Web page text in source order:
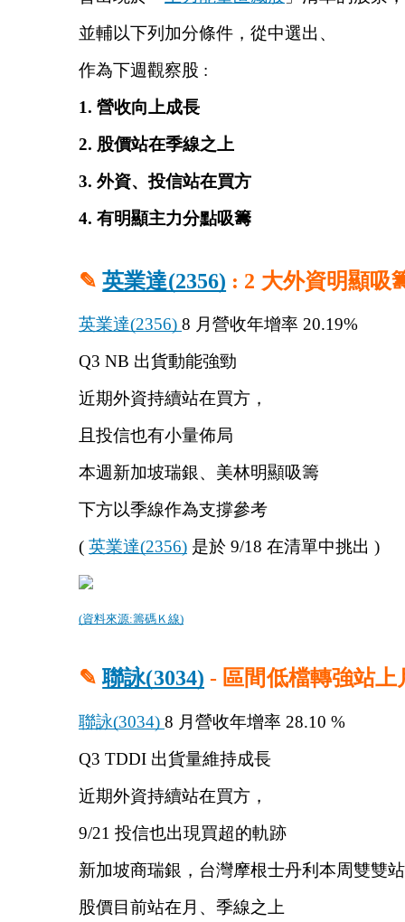
並輔以下列加分條件，從中選出、
作為下週觀察股 :
1. 營收向上成長
2. 股價站在季線之上
3. 外資、投信站在買方
4. 有明顯主力分點吸籌
✎ 英業達(2356) : 2 大外資明顯吸
英業達(2356) 8 月營收年增率 20.19%
Q3 NB 出貨動能強勁
近期外資持續站在買方，
且投信也有小量佈局
本週新加坡瑞銀、美林明顯吸籌
下方以季線作為支撐參考
( 英業達(2356) 是於 9/18 在清單中挑出 )
(資料來源:籌碼Ｋ線)
✎ 聯詠(3034) - 區間低檔轉強站上
聯詠(3034) 8 月營收年增率 28.10 %
Q3 TDDI 出貨量維持成長
近期外資持續站在買方，
9/21 投信也出現買超的軌跡
新加坡商瑞銀，台灣摩根士丹利本周雙雙
股價目前站在月、季線之上